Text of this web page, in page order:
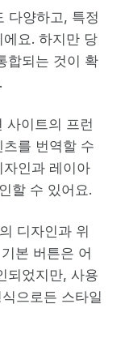
다양하고, 특정
요. 하지만 당
합되는 것이 확
이트의 프런
를 번역할 수
인과 레이아
할 수 있어요.
디자인과 위
본 버튼은 어
되었지만, 사용
으로든 스타일